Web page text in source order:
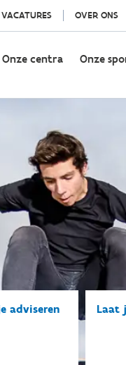
VACATURES OVER ONS
Onze centra Onze
adviseren Laat